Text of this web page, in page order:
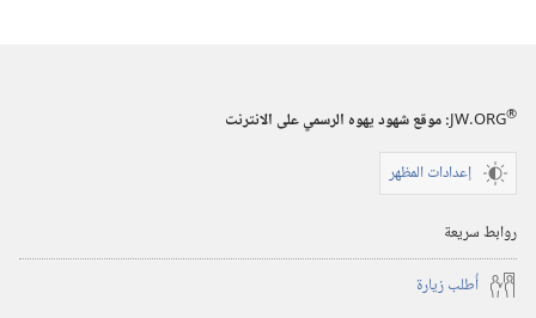
JW.ORG®
:‏ موقع شهود يهوه الرسمي على الانترنت
إعدادات المظهر
روابط سريعة
أُطلب زيارة